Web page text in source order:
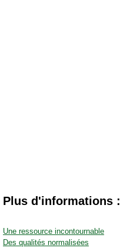
Plus d'informations :
Une ressource incontournable
Des qualités normalisées